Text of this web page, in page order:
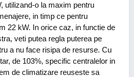
utilizand-o la maxim pentru
in timp ce pentru
22 kW. In orice caz, in functie de
veti putea regla puterea pe
a nu face risipa de resurse. Cu
de 103%, specific centralelor in
de climatizare reuseste sa